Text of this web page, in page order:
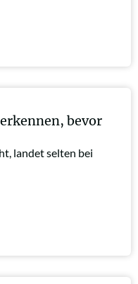
bevor
landet selten bei